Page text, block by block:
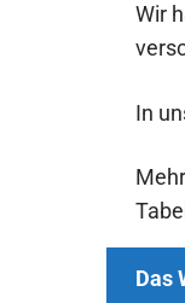
Wir
In